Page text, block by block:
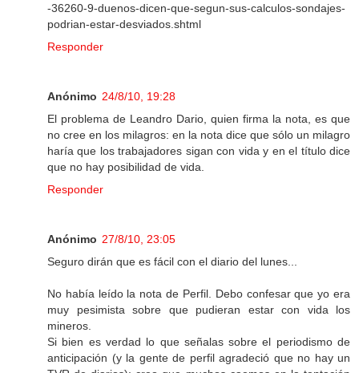
-36260-9-duenos-dicen-que-segun-sus-calculos-sondajes-
podrian-estar-desviados.shtml
Responder
Anónimo 24/8/10, 19:28
El problema de Leandro Dario, quien firma la nota, es que
no cree en los milagros: en la nota dice que sólo un milagro
haría que los trabajadores sigan con vida y en el título dice
que no hay posibilidad de vida.
Responder
Anónimo 27/8/10, 23:05
Seguro dirán que es fácil con el diario del lunes...
No había leído la nota de Perfil. Debo confesar que yo era
muy pesimista sobre que pudieran estar con vida los
mineros.
Si bien es verdad lo que señalas sobre el periodismo de
anticipación (y la gente de perfil agradeció que no hay un